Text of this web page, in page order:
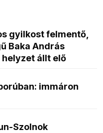
gyilkost felmentő,
Baka András
állt elő
immáron
Szolnok